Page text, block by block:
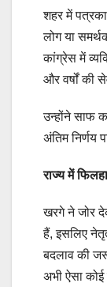
शहर में
लोग या
कांग्रेस में
और वर्षों की
उन्होंने साफ
अंतिम निर्णय
राज्य में
खरगे ने जोर
हैं, इसलिए
बदलाव की
अभी ऐसा